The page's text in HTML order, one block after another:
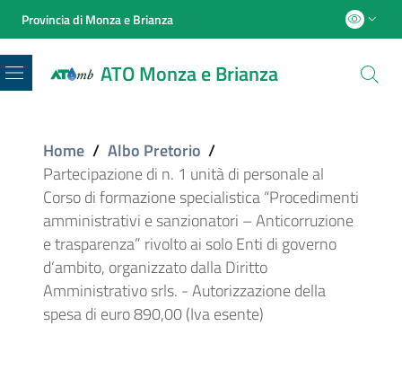
Provincia di Monza e Brianza
ATO Monza e Brianza
Menu
Home / Albo Pretorio /
Partecipazione di n. 1 unità di personale al
Corso di formazione specialistica “Procedimenti
amministrativi e sanzionatori – Anticorruzione
e trasparenza” rivolto ai solo Enti di governo
d’ambito, organizzato dalla Diritto
Amministrativo srls. - Autorizzazione della
spesa di euro 890,00 (Iva esente)